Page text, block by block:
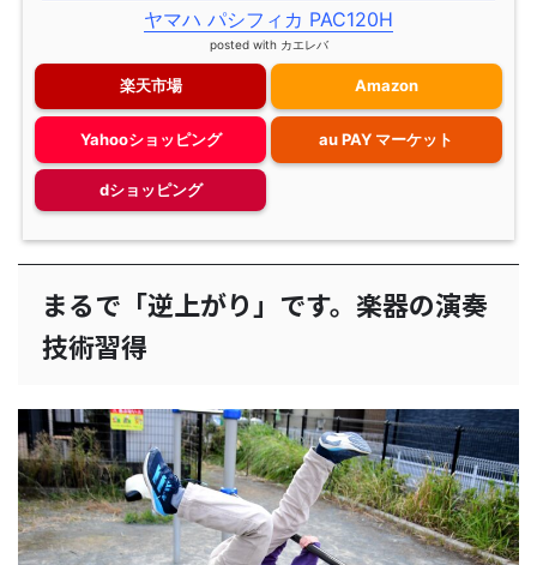
ヤマハ パシフィカ PAC120H
posted with カエレバ
楽天市場 Amazon
Yahooショッピング au PAY マーケット
dショッピング
まるで「逆上がり」です。楽器の演奏
技術習得